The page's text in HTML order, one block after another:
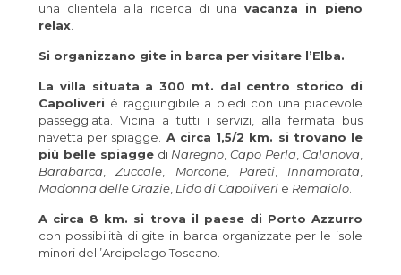
una clientela alla ricerca di una vacanza in pieno
relax
Si organizzano gite in barca per visitare l’Elba.
La villa situata a 300 mt. dal centro storico di
Capoliveri è raggiungibile a piedi con una piacevole
passeggiata. Vicina a tutti i servizi, alla fermata bus
navetta per spiagge.
A circa 1,5/2 km. si trovano le
più belle spiaggedi Naregno Capo Perla ,Calanova
Barabarca ,Zuccale Morcone, Pareti, Innamorata
Madonna delle Grazie Lido di Capoliveri e Remaiolo
A circa 8 km. si trova il paese di Porto Azzurro
con possibilità di gite in barca organizzate per le isole
minori dell’Arcipelago Toscano.